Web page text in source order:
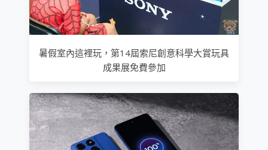
暑假室內這裡玩，第14屆索尼創意科學大賞玩具
成果展免費參加